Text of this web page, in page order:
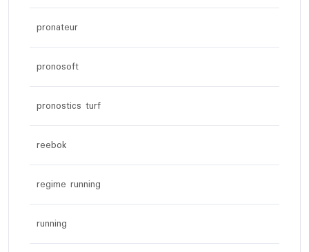
pronateur
pronosoft
pronostics turf
reebok
regime running
running